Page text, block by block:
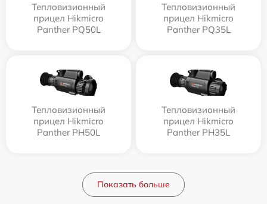
Тепловизионный
прицел Hikmicro
Panther PQ50L
Тепловизионный
прицел Hikmicro
Panther PQ35L
Тепловизионный
прицел Hikmicro
Panther PH50L
Тепловизионный
прицел Hikmicro
Panther PH35L
Показать больше